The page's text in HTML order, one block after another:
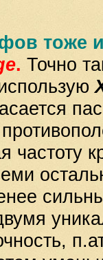
тоже
. Точно
частоту